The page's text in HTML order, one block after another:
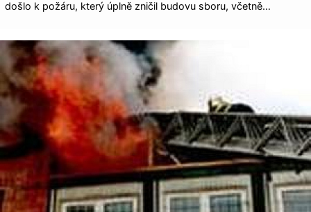
došlo k požáru, který úplně zničil budovu sboru, včetně…